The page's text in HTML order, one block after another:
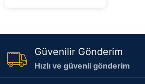
Güvenilir Gönderim
Hızlı ve güvenli gönderim